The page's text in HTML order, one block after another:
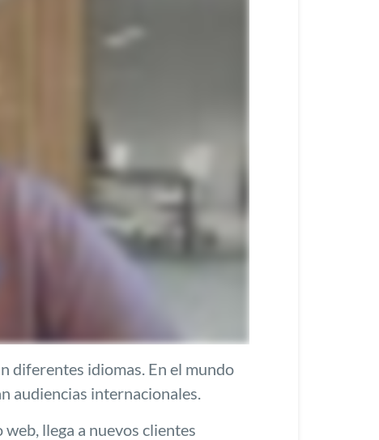
diferentes idiomas. En el mundo
audiencias internacionales.
llega a nuevos clientes